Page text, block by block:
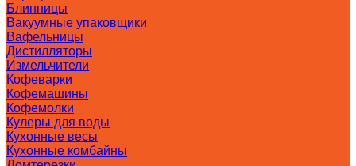
Блинницы
Вакуумные упаковщики
Вафельницы
Дистилляторы
Измельчители
Кофеварки
Кофемашины
Кофемолки
Кулеры для воды
Кухонные весы
Кухонные комбайны